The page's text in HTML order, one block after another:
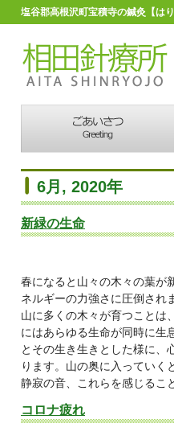
塩谷郡高根沢町宝積寺の鍼灸【は
6月, 2020年
新緑の生命
春になると山々の木々の葉が
ネルギーの力強さに圧倒され
山に多くの木々が育つことは
にはあらゆる生命が同時に生
とその生き生きとした様に、
ります。山の奥に入っていく
静寂の音、これらを感じるこ
コロナ疲れ